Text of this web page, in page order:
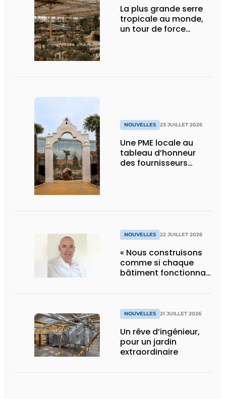
La plus grande serre
tropicale au monde,
un tour de force
NOUVELLES 23 JUILLET 2026
Une PME locale au
tableau d’honneur
des fournisseurs
NOUVELLES 22 JUILLET 2026
« Nous construisons
comme si chaque
bâtiment fonctionnait
»NOUVELLES 21 JUILLET 2026
Un rêve d’ingénieur,
pour un jardin
extraordinaire